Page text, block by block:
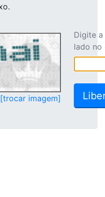
[trocar imagem]
Digite
lado no